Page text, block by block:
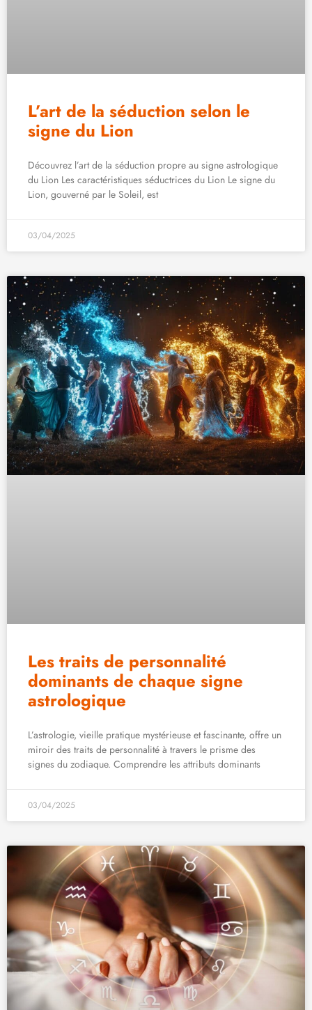
L’art de la séduction selon le
signe du Lion
Découvrez l’art de la séduction propre au signe astrologique
du Lion Les caractéristiques séductrices du Lion Le signe du
Lion, gouverné par le Soleil, est
03/04/2025
Les traits de personnalité
dominants de chaque signe
astrologique
L’astrologie, vieille pratique mystérieuse et fascinante, offre un
miroir des traits de personnalité à travers le prisme des
signes du zodiaque. Comprendre les attributs dominants
03/04/2025